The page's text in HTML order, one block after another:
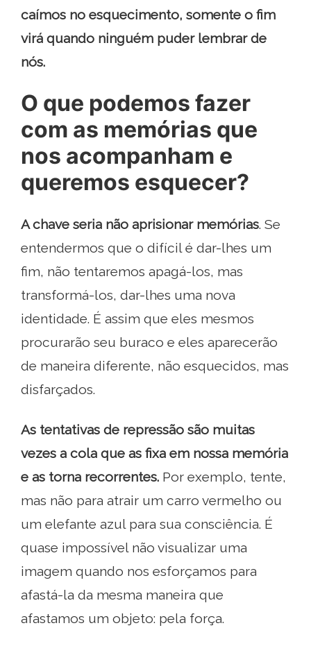
caímos no esquecimento, somente o fim
virá quando ninguém puder lembrar de
nós.
O que podemos fazer
com as memórias que
nos acompanham e
queremos esquecer?
A chave seria não aprisionar memórias. Se
entendermos que o difícil é dar-lhes um
fim, não tentaremos apagá-los, mas
transformá-los, dar-lhes uma nova
identidade. É assim que eles mesmos
procurarão seu buraco e eles aparecerão
de maneira diferente, não esquecidos, mas
disfarçados.
As tentativas de repressão são muitas
vezes a cola que as fixa em nossa memória
e as torna recorrentes. Por exemplo, tente,
mas não para atrair um carro vermelho ou
um elefante azul para sua consciência. É
quase impossível não visualizar uma
imagem quando nos esforçamos para
afastá-la da mesma maneira que
afastamos um objeto: pela força.